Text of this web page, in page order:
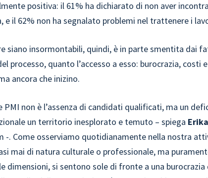
positiva: il 61% ha dichiarato di non aver
e il 62% non ha segnalato problemi nel trattenere i
siano insormontabili, quindi, è in parte smentita dai
processo, quanto l’accesso a esso: burocrazia, costi
ancora che inizino.
PMI non è l’assenza di candidati qualificati, ma un
un territorio inesplorato e temuto – spiega
-. Come osserviamo quotidianamente nella nostra
mai di natura culturale o professionale, ma
si sentono sole di fronte a una burocrazia